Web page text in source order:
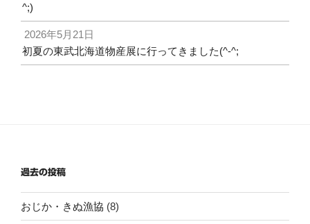
^;)
2026年5月21日
初夏の東武北海道物産展に行ってきました(^-^;
過去の投稿
おじか・きぬ漁協 (8)